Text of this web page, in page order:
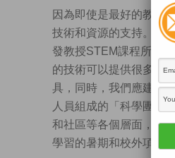
因為即使是最好的教師
技術和資源的支持。教
發教授STEM課程所需的
的技術可以提供很多用
具，同時，我們應建立
人員組成的「科學團隊
和社區等各個層面，幫
學習的暑期和校外項目。